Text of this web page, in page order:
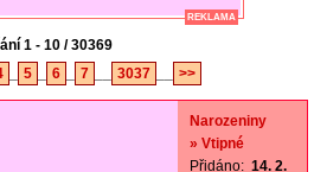
REKLAMA
1 - 10 / 30369
5 6 7 3037 >>
Narozeniny
» Vtipné
Přidáno: 14. 2.